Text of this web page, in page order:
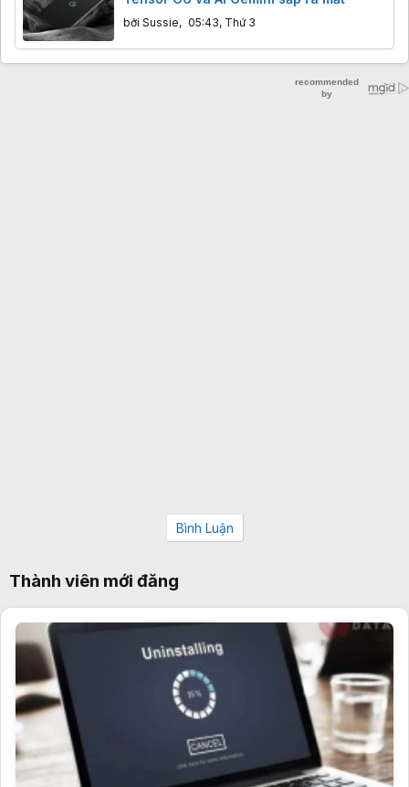
bởi Sussie, 05:43, Thứ 3
Bình Luận
Thành viên mới đăng